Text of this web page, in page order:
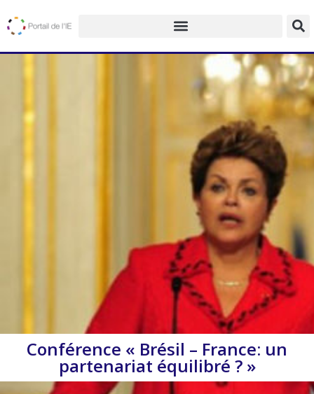
Conférence « Brésil – France: un
partenariat équilibré ? »